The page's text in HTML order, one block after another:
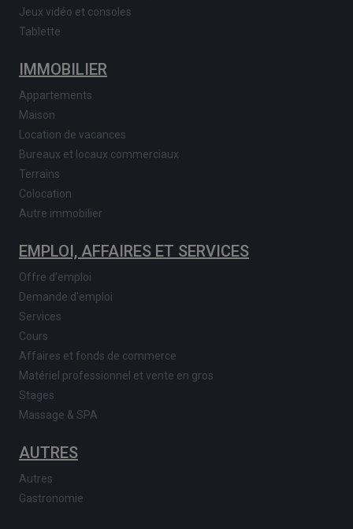
Jeux vidéo et consoles
Tablette
IMMOBILIER
Appartements
Maison
Location de vacances
Bureaux et locaux commerciaux
Terrains
Colocation
Autre immobilier
EMPLOI, AFFAIRES ET SERVICES
Offre d'emploi
Demande d'emploi
Services
Cours
Affaires et fonds de commerce
Matériel professionnel et vente en gros
Stages
Massage & SPA
AUTRES
Autres
Gastronomie